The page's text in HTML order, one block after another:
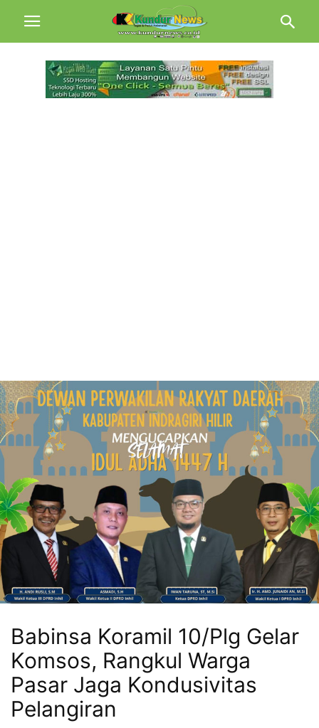
Babinsa Koramil 10/Plg Gelar
Komsos, Rangkul Warga
Pasar Jaga Kondusivitas
Pelangiran